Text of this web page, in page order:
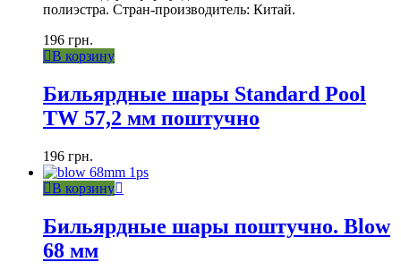
полиэстра. Стран-производитель: Китай.
196 грн.
В корзину
Бильярдные шары Standard Pool
TW 57,2 мм поштучно
196 грн.
В корзину
Бильярдные шары поштучно. Blow
68 мм